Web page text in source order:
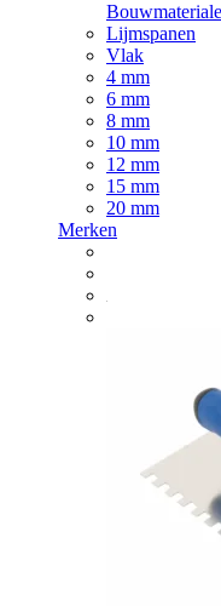
Lijmspanen
Vlak
4 mm
6 mm
8 mm
10 mm
12 mm
15 mm
20 mm
Merken